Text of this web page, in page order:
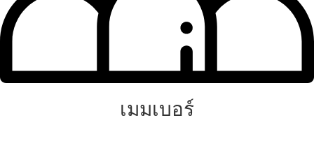
เมมเบอร์